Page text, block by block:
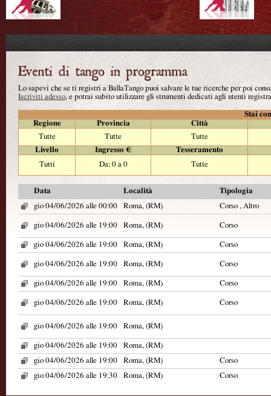
Lo sapevi che se ti registri a BallaTango puoi salvare le tue ricerche per poi
Iscriviti adesso, e potrai subito utilizzare gli strumenti dedicati agli utenti
Stai
Regione
Provincia
Città
Tutte
Tutte
Tutte
Livello
Ingresso €
Tesseramento
Tutti
Da: 0 a 0 Tutte
Data Località
Tipologia
gio 04/06/2026 alle 00:00
Roma, (RM) Corso , Altro
gio 04/06/2026 alle 19:00 Roma, (RM) Corso
gio 04/06/2026 alle 19:00 Roma, (RM) Corso
gio 04/06/2026 alle 19:00 Roma, (RM) Corso
gio 04/06/2026 alle 19:00 Roma, (RM) Corso
gio 04/06/2026 alle 19:00 Roma, (RM) Corso
gio 04/06/2026 alle 19:00 Roma, (RM)
gio 04/06/2026 alle 19:00
Roma, (RM)
gio 04/06/2026 alle 19:00
Roma, (RM)
Corso
gio 04/06/2026 alle 19:30
Roma, (RM) Corso